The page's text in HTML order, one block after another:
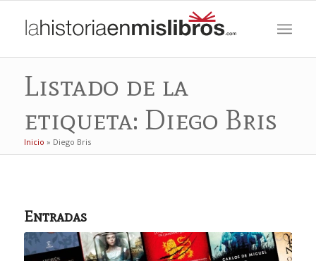
Listado de la
etiqueta: Diego Bris
Inicio » Diego Bris
Entradas